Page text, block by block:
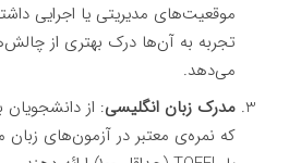
موقعیت‌های مدیریتی یا اجرایی
تجربه به آن‌ها درک بهتری از
می‌دهد.
مدرک زبان انگلیسی: از دانشجویان